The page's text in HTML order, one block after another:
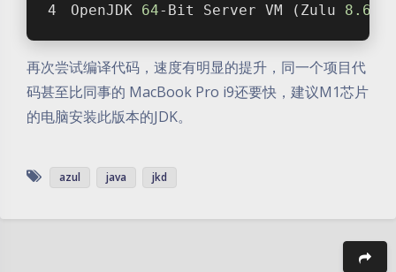
OpenJDK 64-Bit Server VM (Zulu 8.66
再次尝试编译代码，速度有明显的提升，同一个项目代
码甚至比同事的 MacBook Pro i9还要快，建议M1芯片
的电脑安装此版本的JDK。
azul java jkd